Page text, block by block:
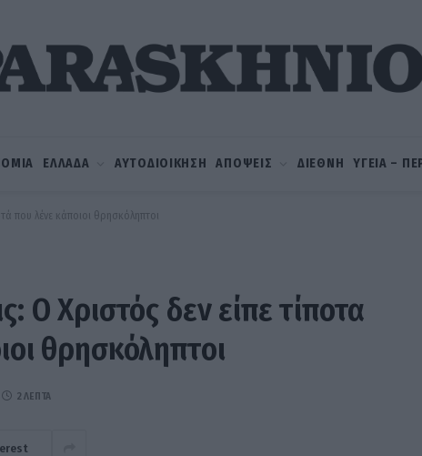
ΕΛΛΑΔΑ ΑΥΤΟΔΙΟΙΚΗΣΗ ΑΠΟΨΕΙΣ ΔΙΕΘΝΗ ΥΓΕΙΑ –
που λένε κάποιοι θρησκόληπτοι
Ο Χριστός δεν είπε τίποτα
θρησκόληπτοι
2 ΛΕΠΤΆ